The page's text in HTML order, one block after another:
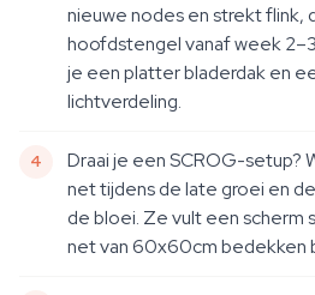
nieuwe nodes en strekt flink,
hoofdstengel vanaf week
je een platter bladerdak en
lichtverdeling.
Draai je een SCROG-setup?
net tijdens de late groei en
de bloei. Ze vult een scherm
net van 60x60cm bedekken